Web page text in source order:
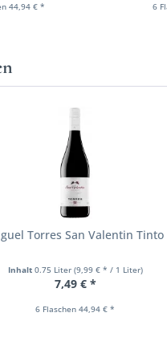
44,94 € * 6
Torres San Valentin Tinto
Inhalt 0.75 Liter (9,99 € * / 1 Liter)
7,49 € *
6 Flaschen 44,94 € *